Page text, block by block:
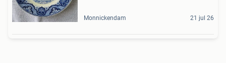
Monnickendam 21 jul 26